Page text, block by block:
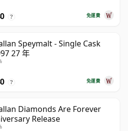
免運費
?
Speymalt - Single Cask
27 年
免運費
?
Diamonds Are Forever
Release